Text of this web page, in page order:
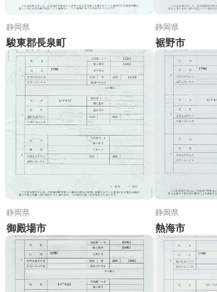
静岡県
駿東郡長泉町
静岡県
裾野市
静岡県
御殿場市
静岡県
熱海市